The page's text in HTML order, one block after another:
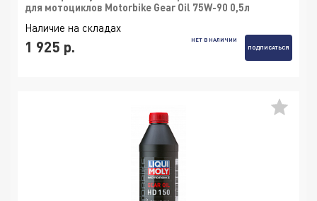
для мотоциклов Motorbike Gear Oil 75W-90 0,5л
Наличие на складах
1 925 р.
НЕТ В НАЛИЧИИ
ПОДПИСАТЬСЯ